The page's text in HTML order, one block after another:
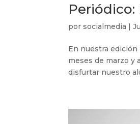
Periódico:
porsocialmedia |
En nuestra edición
meses de marzo y
disfurtar nuestro